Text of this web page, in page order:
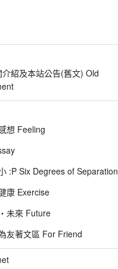
紹及本站公告(舊文) Old
想 Feeling
:P Six Degrees of Separation
康 Exercise
未來 Future
友著文區 For Friend